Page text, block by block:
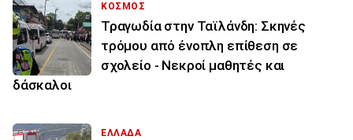
ΚΟΣΜΟΣ
Τραγωδία στην Ταϊλάνδη: Σκηνές
τρόμου από ένοπλη επίθεση σε
σχολείο - Νεκροί μαθητές και
δάσκαλοι
ΕΛΛΑΔΑ